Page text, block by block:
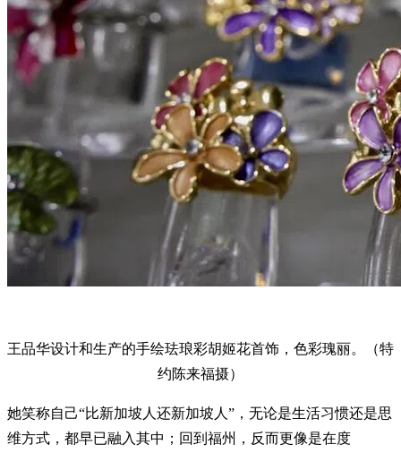
王品华设计和生产的手绘珐琅彩胡姬花首饰，色彩瑰丽。（特
约陈来福摄）
她笑称自己“比新加坡人还新加坡人”，无论是生活习惯还是思
维方式，都早已融入其中；回到福州，反而更像是在度